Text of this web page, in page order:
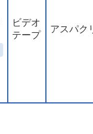
ビデオ
テープ
アスパク